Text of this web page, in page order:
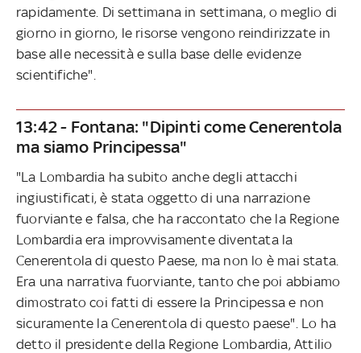
rapidamente. Di settimana in settimana, o meglio di
giorno in giorno, le risorse vengono reindirizzate in
base alle necessità e sulla base delle evidenze
scientifiche".
13:42 - Fontana: "Dipinti come Cenerentola
ma siamo Principessa"
"La Lombardia ha subito anche degli attacchi
ingiustificati, è stata oggetto di una narrazione
fuorviante e falsa, che ha raccontato che la Regione
Lombardia era improvvisamente diventata la
Cenerentola di questo Paese, ma non lo è mai stata.
Era una narrativa fuorviante, tanto che poi abbiamo
dimostrato coi fatti di essere la Principessa e non
sicuramente la Cenerentola di questo paese". Lo ha
detto il presidente della Regione Lombardia, Attilio